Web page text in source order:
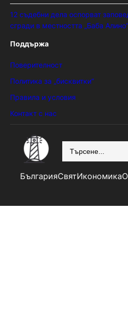
12 съдебни дела оспорват
сгради в местността „Баба Алино“
Поддържа
Поверителност
Политика за „бисквитки“
Правила и условия
Контакт с нас
БългарияСвятИкономика